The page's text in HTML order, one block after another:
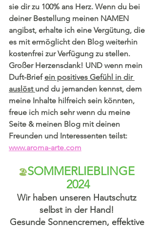
sie dir zu 100% ans Herz. Wenn du bei
deiner Bestellung meinen NAMEN
angibst, erhalte ich eine Vergütung, die
es mit ermöglicht den Blog weiterhin
kostenfrei zur Verfügung zu stellen.
Großer Herzensdank! UND wenn mein
Duft-Brief ein positives Gefühl in dir
auslöst und du jemanden kennst, dem
meine Inhalte hilfreich sein könnten,
freue ich mich sehr wenn du meine
Seite & meinen Blog mit deinen
Freunden und Interessenten teilst:
www.aroma-arte.com
🏖SOMMERLIEBLINGE
2024
Wir haben unseren Hautschutz
selbst in der Hand!
Gesunde Sonnencremen, effektive